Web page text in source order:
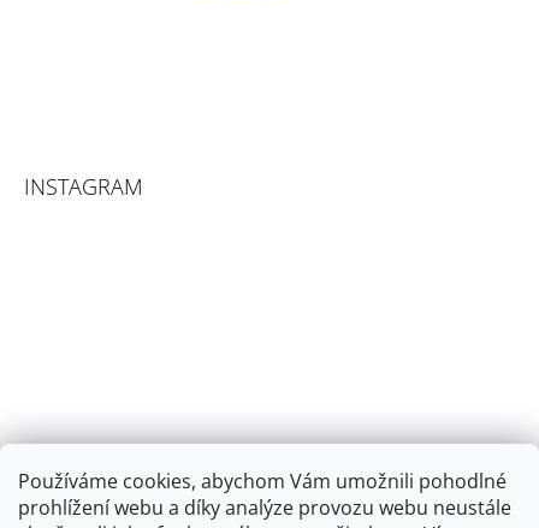
Používáme cookies, abychom Vám umožnili pohodlné
prohlížení webu a díky analýze provozu webu neustále
INSTAGRAM